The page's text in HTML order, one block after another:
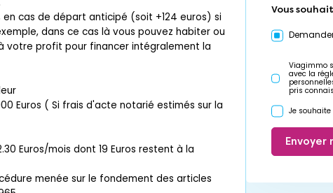
cas de départ anticipé (soit +124 euros) si
dans ce cas là vous pouvez habiter ou
profit pour financer intégralement la
Euros ( Si frais d'acte notarié estimés sur la
Euros/mois dont 19 Euros restent à la
menée sur le fondement des articles
Vous
Viagimmo
avec la
pris
Je
Envoyer